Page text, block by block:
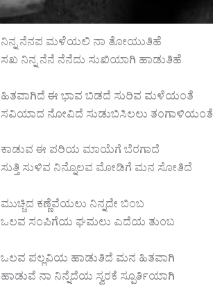
ನಿನ್ನ ನೆನಪ ಮಳೆಯಲಿ ನಾ ತೋಯುತಿಹೆ
ಸಖ ನಿನ್ನ ನೆನೆ ನೆನೆದು ಸುಖಿಯಾಗಿ ಹಾಡುತಿಹೆ
ಹಿತವಾಗಿದೆ ಈ ಭಾವ ಬಿಡದೆ ಸುರಿವ ಮಳೆಯಂತೆ
ಸವಿಯಾದ ನೋವಿದೆ ಸುಡುಬಿಸಿಲಲು ತಂಗಾಳಿಯಂತೆ
ಕಾಡುವ ಈ ಪರಿಯ ಮಾಯೆಗೆ ಬೆರಗಾದೆ
ಸುತ್ತಿ ಸುಳಿವ ನಿನ್ನೊಲವ ಮೋಡಿಗೆ ಮನ ಸೋತಿದೆ
ಮುಚ್ಚಿದ ಕಣ್ಣೆವೆಯಲು ನಿನ್ನದೇ ಬಿಂಬ
ಒಲವ ಸಂಪಿಗೆಯ ಘಮಲು ಎದೆಯ ತುಂಬ
ಒಲವ ಪಲ್ಲವಿಯ ಹಾಡುತಿದೆ ಮನ ಹಿತವಾಗಿ
ಹಾಡುವೆ ನಾ ನಿನ್ನೆದೆಯ ಸ್ವರಕೆ ಸ್ಪೂರ್ತಿಯಾಗಿ